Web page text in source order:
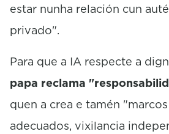
estar nunha relación cun
privado".
Para que a IA respecte a
papa reclama
quen a crea e tamén
adecuados, vixilancia